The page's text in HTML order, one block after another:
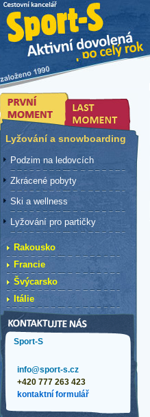
Lyžování a snowboarding
Podzim na ledovcích
Zkrácené pobyty
Ski a wellness
Lyžování pro partičky
Rakousko
Francie
Švýcarsko
Itálie
Sport-S
info@sport-s.cz
+420 777 263 423
kontaktní formulář